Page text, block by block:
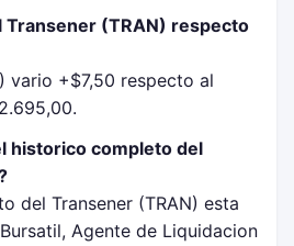
Transener (TRAN) respecto
vario +$7,50 respecto al
historico completo del
del Transener (TRAN) esta
Agente de Liquidacion